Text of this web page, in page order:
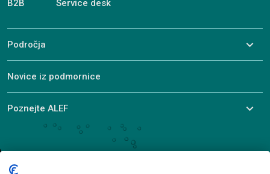
B2B Service desk
Področja
Novice iz podmornice
Poznejte ALEF